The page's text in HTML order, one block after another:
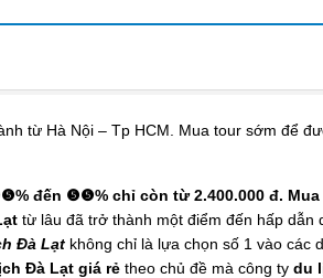
từ Hà Nội – Tp HCM. Mua tour sớm để
đến ❺❺% chỉ còn từ2.400.000 đ.
từ lâu đã trở thành một điểm đến hấp dẫn
Đà Lạt không chỉ là lựa chọn số 1 vào các
Đà Lạt giá rẻ theo chủ đề mà công ty du